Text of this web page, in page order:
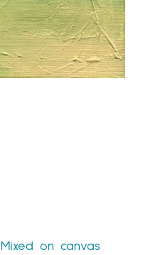
Mixed on canvas